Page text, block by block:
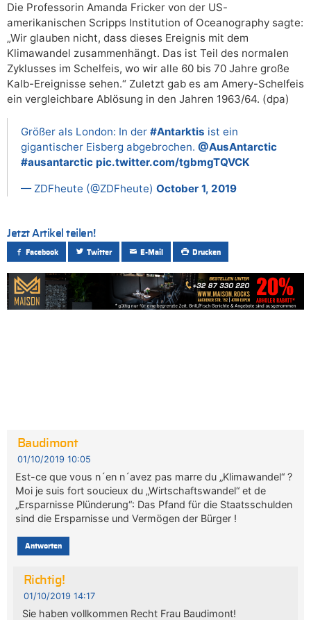
Die Professorin Amanda Fricker von der US-
amerikanischen Scripps Institution of Oceanography sagte:
„Wir glauben nicht, dass dieses Ereignis mit dem
Klimawandel zusammenhängt. Das ist Teil des normalen
Zyklusses im Schelfeis, wo wir alle 60 bis 70 Jahre große
Kalb-Ereignisse sehen.“ Zuletzt gab es am Amery-Schelfeis
ein vergleichbare Ablösung in den Jahren 1963/64. (dpa)
Größer als London: In der #Antarktis ist ein
gigantischer Eisberg abgebrochen. @AusAntarctic
#ausantarctic pic.twitter.com/tgbmgTQVCK
— ZDFheute (@ZDFheute) October 1, 2019
Jetzt Artikel teilen!
Facebook Twitter E-Mail Drucken
Baudimont
01/10/2019 10:05
Est-ce que vous n´en n´avez pas marre du „Klimawandel“ ?
Moi je suis fort soucieux du „Wirtschaftswandel“ et de
„Ersparnisse Plünderung“: Das Pfand für die Staatsschulden
sind die Ersparnisse und Vermögen der Bürger !
Antworten
Richtig!
01/10/2019 14:17
Sie haben vollkommen Recht Frau Baudimont!